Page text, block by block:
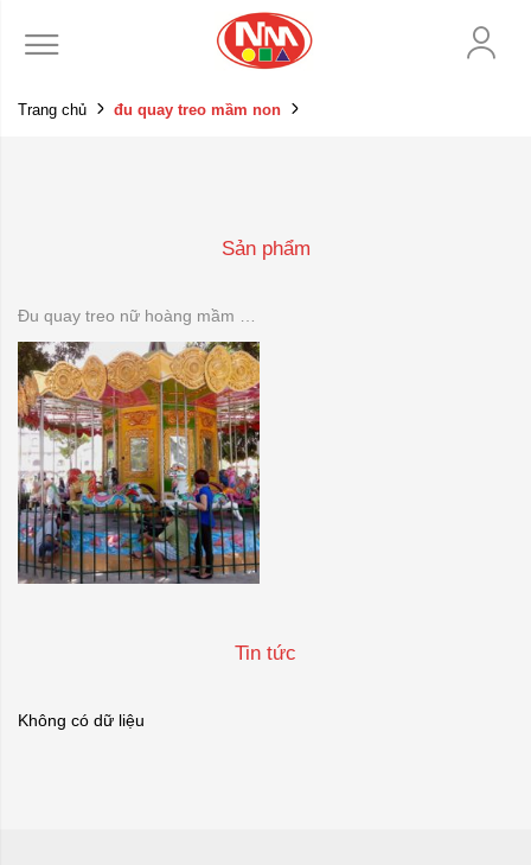
Trang chủ đu quay treo mầm non
Sản phẩm
Tin tức
Không có dữ liệu